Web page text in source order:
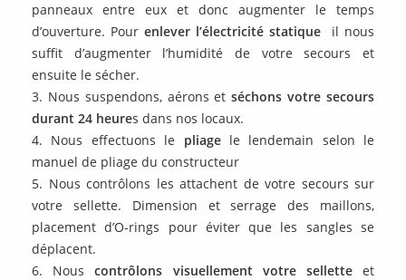
panneaux entre eux et donc augmenter le temps
d’ouverture. Pour enlever l’électricité statique il nous
suffit d’augmenter l’humidité de votre secours et
ensuite le sécher.
Nous suspendons, aérons etséchons votre secours
durant 24 heures dans nos locaux.
Nous effectuons le pliagele lendemain selon le
manuel de pliage du constructeur
Nous contrôlons les attachent de votre secours sur
votre sellette. Dimension et serrage des maillons,
placement d’O-rings pour éviter que les sangles se
déplacent.
Nouscontrôlons visuellement votre selletteet